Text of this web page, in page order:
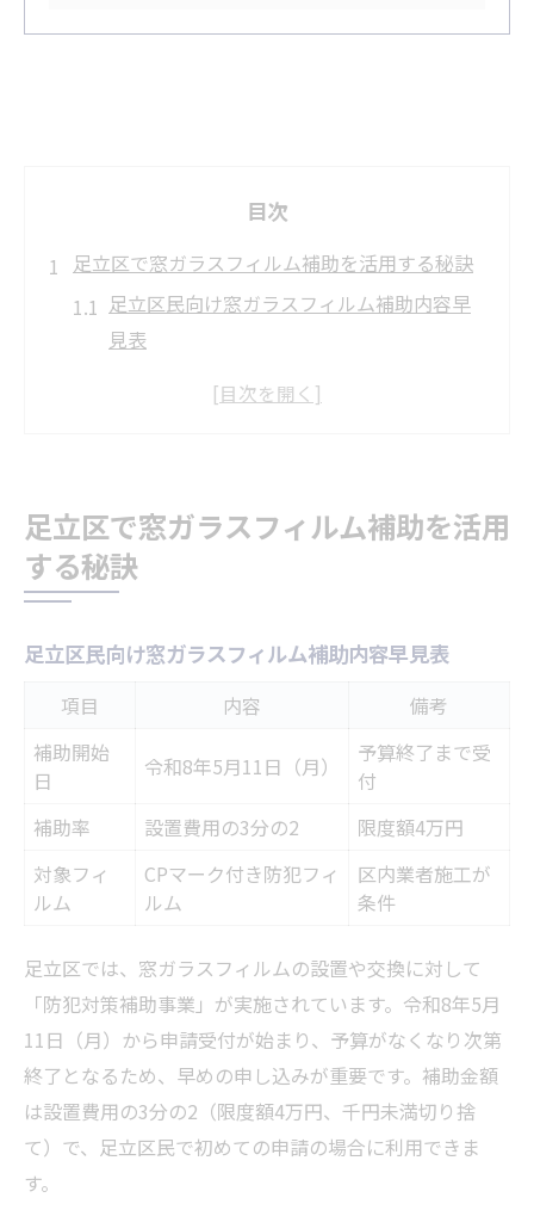
目次
足立区で窓ガラスフィルム補助を活用する秘訣
足立区民向け窓ガラスフィルム補助内容早
見表
補助対象となる窓ガラスフィルムの選び方
窓ガラスフィルム補助申請の成功ポイント
初めての方でも安心な補助制度の利用手順
ド
防犯フィルム導入で得られる補助金額一覧
防犯フィルム導入時のよくある質問と回答
他の防犯設備との併用メリットを知ろう
申請期間と条件を押さえて補助金を逃さない方
法
申請受付期間と予算終了時期の一覧表
補助金申請に必要な条件とポイント整理
申請手続きの流れを分かりやすく解説
早期申請で補助金を確実に得るコツ
足立区で窓ガラスフィルム補助を活用
する秘訣
足立区民向け窓ガラスフィルム補助内容早見表
項目 内容
備考
補助開始
日
令和8年5月11日（月）
予算終了まで受
付
補助率
設置費用の3分の2
限度額4万円
対象フィ
ルム
CPマーク付き防犯フィ
ルム
区内業者施工が
条件
足立区では、窓ガラスフィルムの設置や交換に対して
「防犯対策補助事業」が実施されています。令和8年5月
11日（月）から申請受付が始まり、予算がなくなり次第
終了となるため、早めの申し込みが重要です。補助金額
は設置費用の3分の2（限度額4万円、千円未満切り捨
て）で、足立区民で初めての申請の場合に利用できま
す。